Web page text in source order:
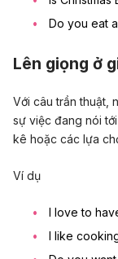
Do you eat
Lên giọng ở
Với câu trần thuật,
sự việc đang nói
kê hoặc các lựa
Ví dụ
I love to
I like